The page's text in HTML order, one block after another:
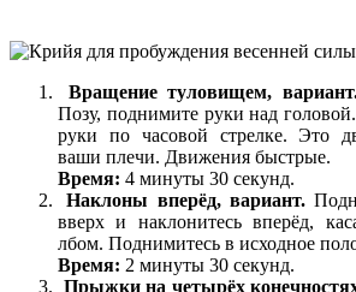
Вращение туловищем,
Позу, поднимите руки над
руки по часовой стрелке. Это
ваши плечи. Движения быстрые.
Время: 4 минуты 30 секунд.
Наклоны вперёд, вариант.
вверх и наклонитесь вперёд,
лбом. Поднимитесь в исходное
Время: 2 минуты 30 секунд.
Прыжки на четырёх